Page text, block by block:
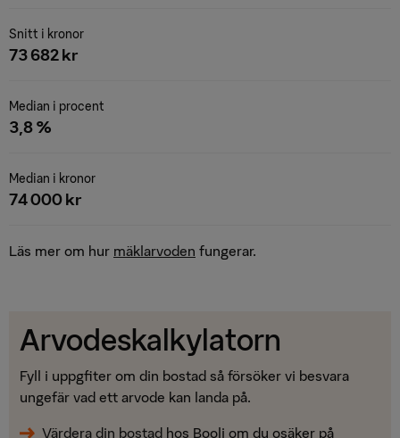
Snitt i kronor
73 682 kr
Median i procent
3,8 %
Median i kronor
74 000 kr
Läs mer om hur mäklarvoden fungerar.
Arvodeskalkylatorn
Fyll i uppgfiter om din bostad så försöker vi besvara
ungefär vad ett arvode kan landa på.
Värdera din bostad hos Booli om du osäker på